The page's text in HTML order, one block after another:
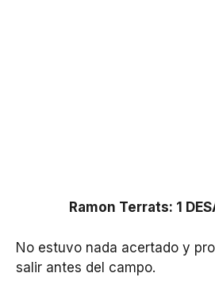
Ramon Terrats: 1
No estuvo nada acertado y
salir antes del campo.